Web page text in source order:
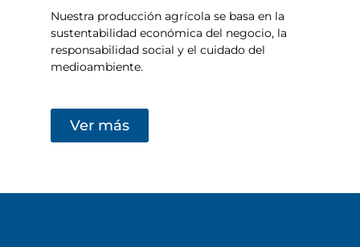
Nuestra producción agrícola se basa en la
sustentabilidad económica del negocio, la
responsabilidad social y el cuidado del
medioambiente.
Ver más